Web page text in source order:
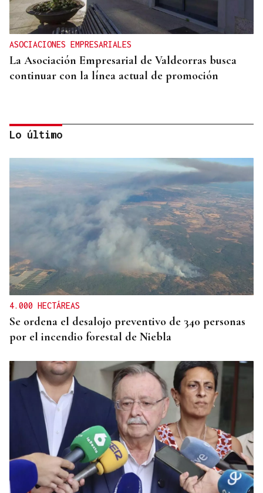
ASOCIACIONES EMPRESARIALES
La Asociación Empresarial de Valdeorras busca
continuar con la línea actual de promoción
DISTRIBUIDORA FAMILIAR
Gaseosas Roca, medio siglo creciendo junto a
Valdeorras y Coca-Cola
Lo último
4.000 HECTÁREAS
Se ordena el desalojo preventivo de 340 personas
por el incendio forestal de Niebla